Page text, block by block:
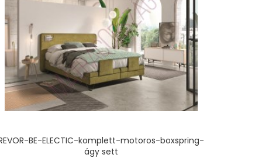
BE-ELECTIC-komplett-motoros-boxspring-
ágy sett